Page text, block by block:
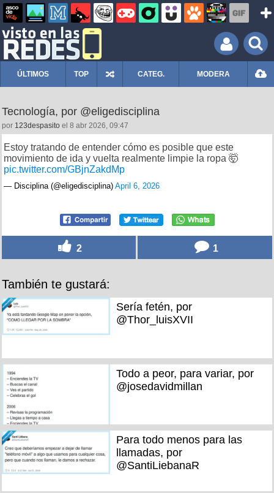
ÚLTIMOS TOP CATEG. MODERA
Tecnología, por @eligedisciplina
por 123despasito el 8 abr 2026, 09:47
Estoy tratando de entender cómo es posible que este
movimiento de ida y vuelta realmente limpie la ropa 🤯
pic.twitter.com/GBjnZakdMp
— Disciplina (@eligedisciplina) April 6, 2026
2 1
También te gustará:
Sería fetén, por
@Thor_luisXVII
Todo a peor, para variar, por
@josedavidmillan
Para todo menos para las
llamadas, por
@SantiLiebanaR